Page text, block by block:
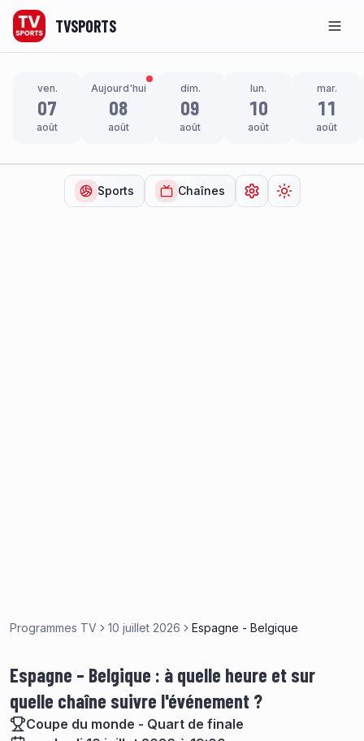
TVSPORTS
ven.
07
août
Aujourd'hui
08
août
dim.
09
août
lun.
10
août
mar.
11
août
Sports Chaînes Ouvrir lesChanger de
Programmes TV 10 juillet 2026 Espagne - Belgique
Espagne – Belgique : à quelle heure et sur
quelle chaîne suivre l'événement ?
Coupe du monde - Quart de finale